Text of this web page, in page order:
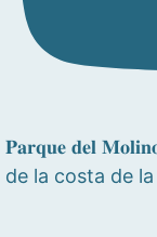
𝐏𝐚𝐫𝐪𝐮𝐞 𝐝𝐞𝐥
de la costa de